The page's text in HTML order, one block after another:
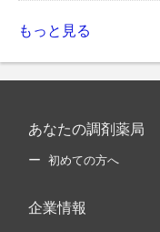
もっと見る
あなたの調剤薬局
初めての方へ
企業情報